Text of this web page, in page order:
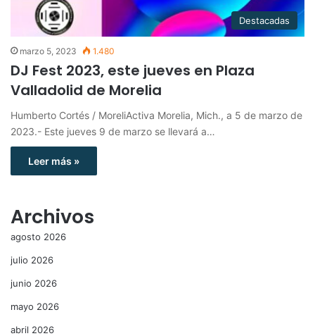
Destacadas
marzo 5, 2023 1.480
DJ Fest 2023, este jueves en Plaza
Valladolid de Morelia
Humberto Cortés / MoreliActiva Morelia, Mich., a 5 de marzo de
2023.- Este jueves 9 de marzo se llevará a…
Leer más »
Archivos
agosto 2026
julio 2026
junio 2026
mayo 2026
abril 2026